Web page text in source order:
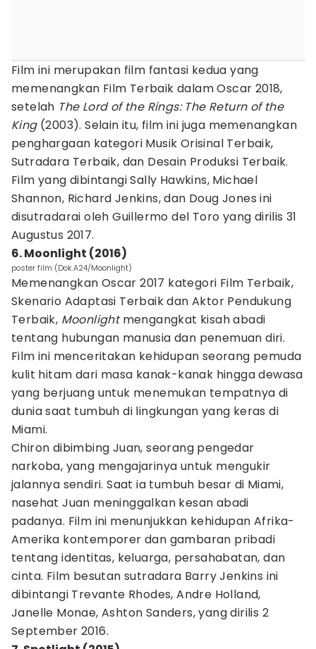
Film ini merupakan film fantasi kedua yang
memenangkan Film Terbaik dalam Oscar 2018,
setelah The Lord of the Rings: The Return of the
King(2003). Selain itu, film ini juga memenangkan
penghargaan kategori Musik Orisinal Terbaik,
Sutradara Terbaik, dan Desain Produksi Terbaik.
Film yang dibintangi Sally Hawkins, Michael
Shannon, Richard Jenkins, dan Doug Jones ini
disutradarai oleh Guillermo del Toro yang dirilis 31
Augustus 2017.
6. Moonlight (2016)
poster film (Dok.A24/Moonlight)
Memenangkan Oscar 2017 kategori Film Terbaik,
Skenario Adaptasi Terbaik dan Aktor Pendukung
Terbaik, Moonlightmengangkat kisah abadi
tentang hubungan manusia dan penemuan diri.
Film ini menceritakan kehidupan seorang pemuda
kulit hitam dari masa kanak-kanak hingga dewasa
yang berjuang untuk menemukan tempatnya di
dunia saat tumbuh di lingkungan yang keras di
Miami.
Chiron dibimbing Juan, seorang pengedar
narkoba, yang mengajarinya untuk mengukir
jalannya sendiri. Saat ia tumbuh besar di Miami,
nasehat Juan meninggalkan kesan abadi
padanya. Film ini menunjukkan kehidupan Afrika-
Amerika kontemporer dan gambaran pribadi
tentang identitas, keluarga, persahabatan, dan
cinta. Film besutan sutradara Barry Jenkins ini
dibintangi Trevante Rhodes, Andre Holland,
Janelle Monae, Ashton Sanders, yang dirilis 2
September 2016.